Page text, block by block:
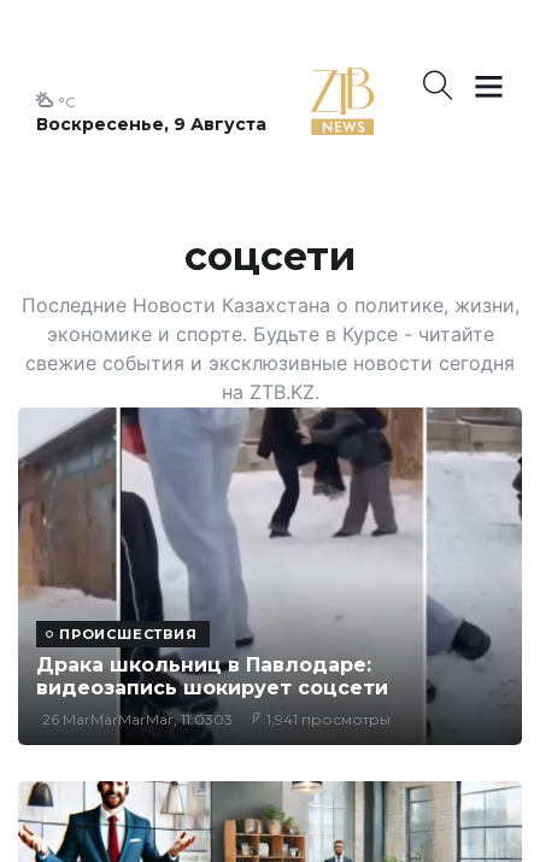
Воскресенье, 9 Августа
°C
соцсети
Последние Новости Казахстана о политике, жизни,
экономике и спорте. Будьте в Курсе - читайте
свежие события и эксклюзивные новости сегодня
на ZTB.KZ.
ПРОИСШЕСТВИЯ
Драка школьниц в Павлодаре:
видеозапись шокирует соцсети
26 MarMarMarMar, 11:0303 1,941 просмотры